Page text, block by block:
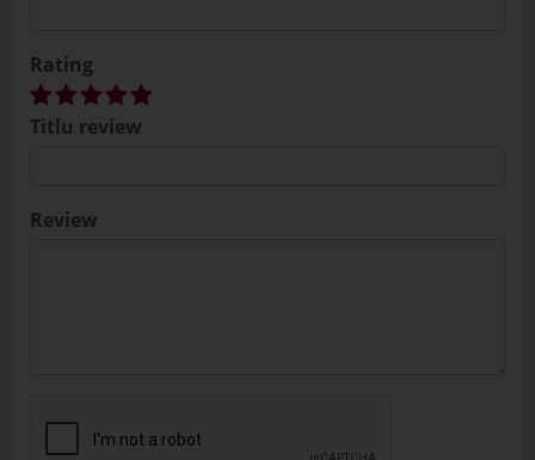
Rating
Titlu review
Review